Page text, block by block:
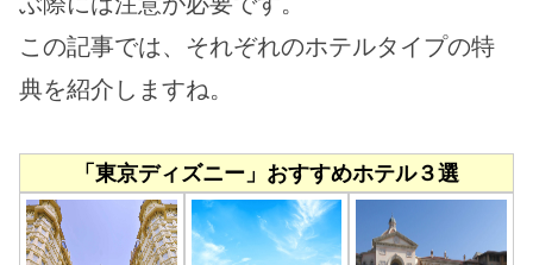
この記事では、それぞれのホテルタイプの特
典を紹介しますね。
「東京ディズニー」おすすめホテル３選